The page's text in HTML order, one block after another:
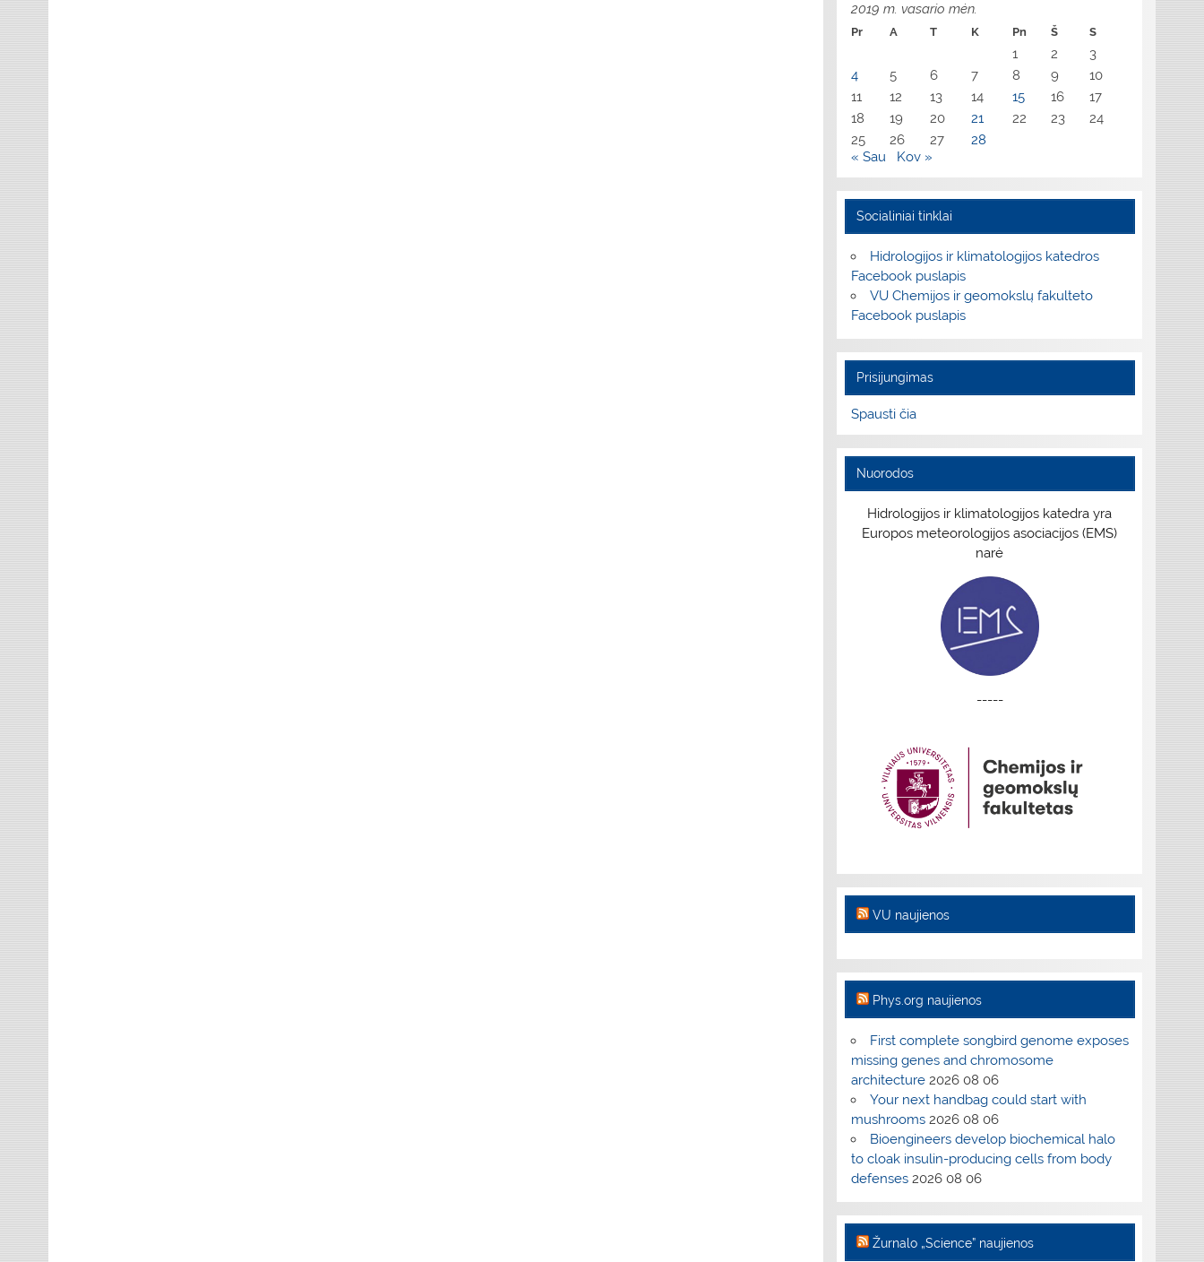
2019 m. vasario mėn.
Pr A T K Pn Š S
1 2
3
4
5 6 7 8 9
10
11
12 13 14 15 16
17
18
19 20 21 22 23
24
25
26 27
28
« Sau
Kov »
Socialiniai tinklai
Hidrologijos ir klimatologijos katedros
Facebook puslapis
VU Chemijos ir geomokslų fakulteto
Facebook puslapis
Prisijungimas
Spausti čia
Nuorodos
Hidrologijos ir klimatologijos katedra yra
Europos meteorologijos asociacijos (EMS)
narė
-----
VU naujienos
Phys.org naujienos
First complete songbird genome exposes
missing genes and chromosome
architecture 2026 08 06
Your next handbag could start with
mushrooms 2026 08 06
Bioengineers develop biochemical halo
to cloak insulin-producing cells from body
defenses 2026 08 06
Žurnalo „Science” naujienos